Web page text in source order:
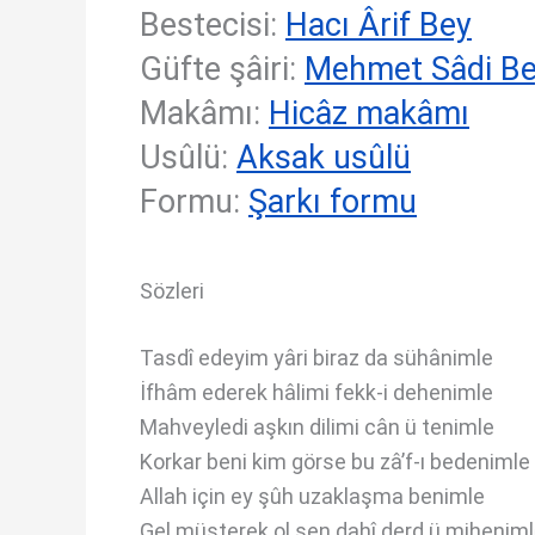
Bestecisi: Hacı Ârif Bey
Güfte şâiri: Mehmet Sâdi
Makâmı: Hicâz makâmı
Usûlü: Aksak usûlü
Formu: Şarkı formu
Sözleri
Tasdî edeyim yâri biraz da sühânimle
İfhâm ederek hâlimi fekk-i dehenimle
Mahveyledi aşkın dilimi cân ü tenimle
Korkar beni kim görse bu zâ’f-ı bedenimle
Allah için ey şûh uzaklaşma benimle